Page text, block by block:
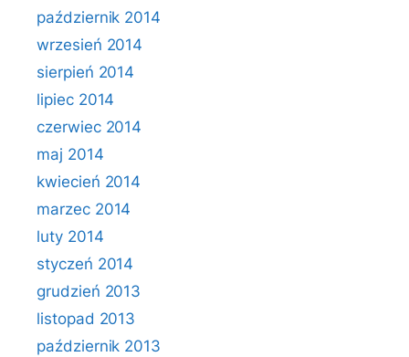
październik 2014
wrzesień 2014
sierpień 2014
lipiec 2014
czerwiec 2014
maj 2014
kwiecień 2014
marzec 2014
luty 2014
styczeń 2014
grudzień 2013
listopad 2013
październik 2013